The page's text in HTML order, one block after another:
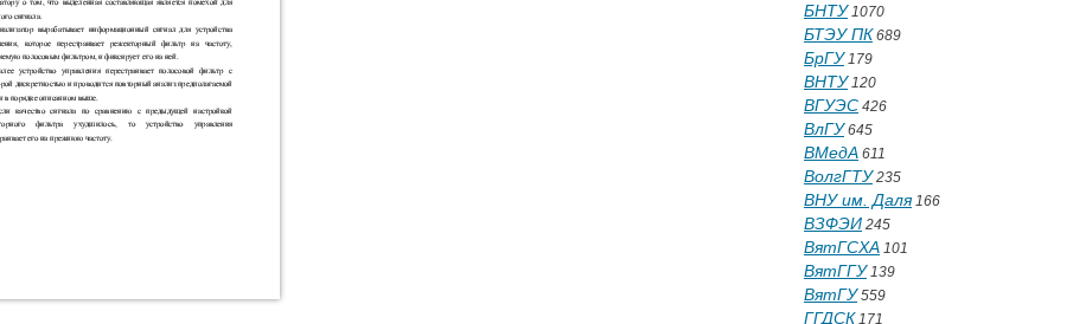
БНТУ1070
БТЭУ ПК 689
БрГУ179
ВНТУ120
ВГУЭС 426
ВлГУ645
ВМедА 611
ВолгГТУ235
ВНУ им. Даля166
ВЗФЭИ 245
ВятГСХА 101
ВятГГУ139
ВятГУ559
ГГДСК 171